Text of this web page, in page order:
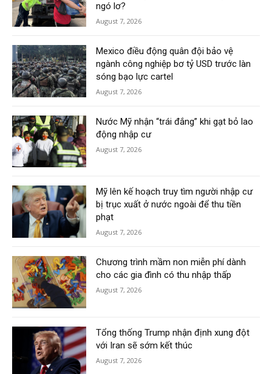
ngó lơ?
August 7, 2026
Mexico điều động quân đội bảo vệ
ngành công nghiệp bơ tỷ USD trước làn
sóng bạo lực cartel
August 7, 2026
Nước Mỹ nhận “trái đắng” khi gạt bỏ lao
động nhập cư
August 7, 2026
Mỹ lên kế hoạch truy tìm người nhập cư
bị trục xuất ở nước ngoài để thu tiền
phạt
August 7, 2026
Chương trình mầm non miễn phí dành
cho các gia đình có thu nhập thấp
August 7, 2026
Tổng thống Trump nhận định xung đột
với Iran sẽ sớm kết thúc
August 7, 2026